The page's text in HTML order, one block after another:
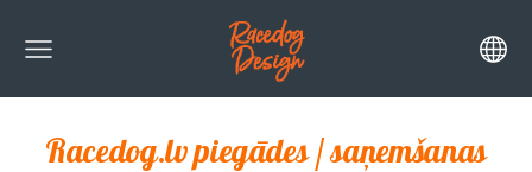
Racedog.lv piegādes / saņemšanas